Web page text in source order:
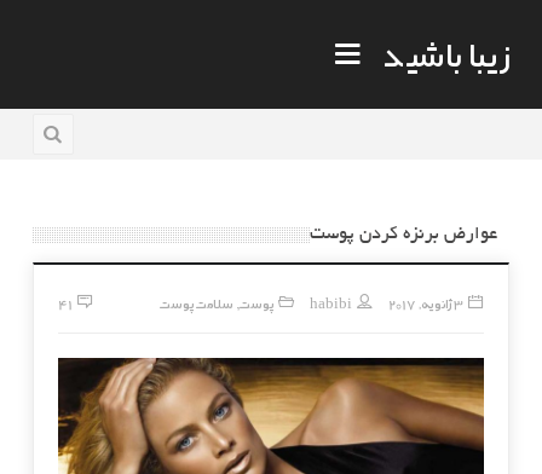
زیبا باشید
عوارض برنزه کردن پوست
3 ژانویه, 2017 habibi پوست, سلامت پوست 41